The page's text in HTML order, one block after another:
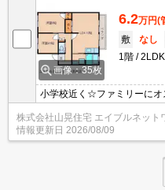
画像：35枚
6.2万円(
敷
なし
1階
2LDK
小学校近く☆ファミリーに
株式会社山晃住宅 エイブルネット
情報更新日 2026/08/09